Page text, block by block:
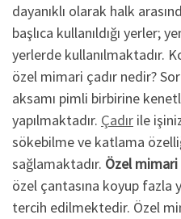
dayanıklı olarak halk
başlıca kullanıldığı yerler;
yerlerde kullanılmaktadır.
özel mimari çadır nedir?
aksamı pimli birbirine
yapılmaktadır. Çadır ile
sökebilme ve katlama
sağlamaktadır. Özel mimari
özel çantasına koyup fazla
tercih edilmektedir. Özel